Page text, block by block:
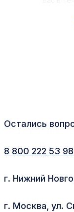
Остались
8 800 222 53 98
г. Нижний
г. Москва, ул.